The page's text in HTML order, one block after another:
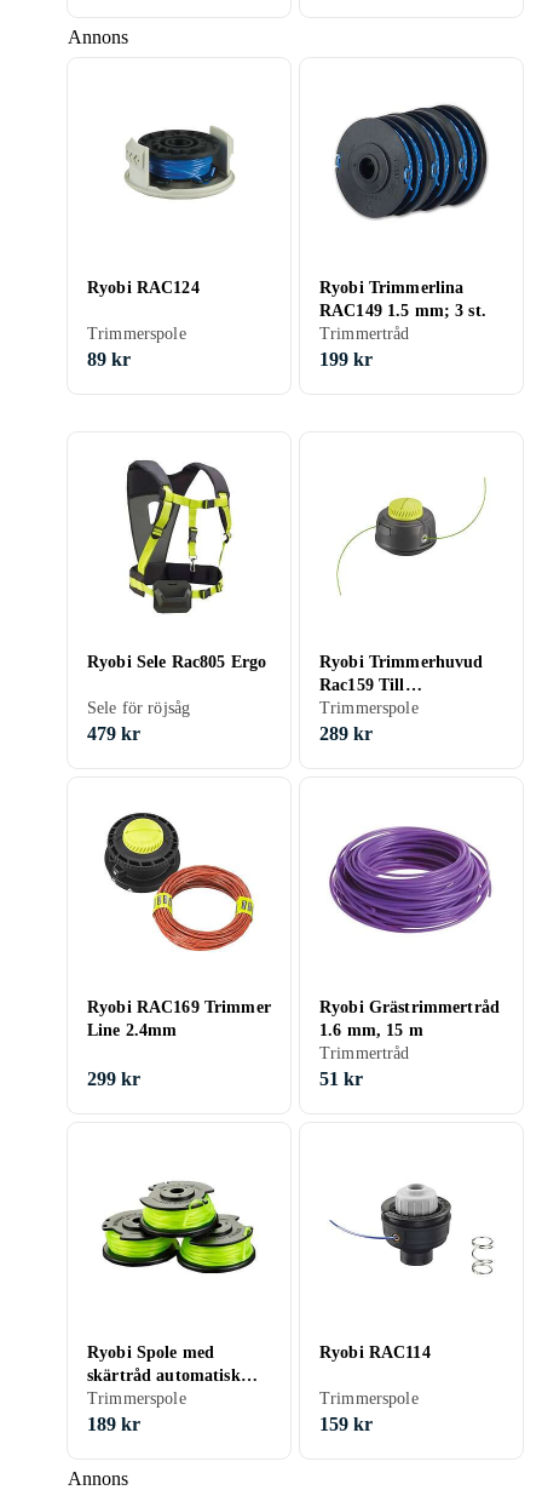
Annons
Annons
Ryobi RAC124
Trimmerspole
89 kr
Ryobi Trimmerlina
RAC149 1.5 mm; 3 st.
Trimmertråd
199 kr
Ryobi Sele Rac805 Ergo
Sele för röjsåg
479 kr
Ryobi Trimmerhuvud
Rac159 Till
Ry36Eltx33A
Trimmerspole
289 kr
Ryobi RAC169 Trimmer
Line 2.4mm
299 kr
Ryobi Grästrimmertråd
1.6 mm, 15 m
Trimmertråd
51 kr
Ryobi Spole med
skärtråd automatisk
trådmatning RAC143; 3
st.
Trimmerspole
189 kr
Ryobi RAC114
Trimmerspole
159 kr